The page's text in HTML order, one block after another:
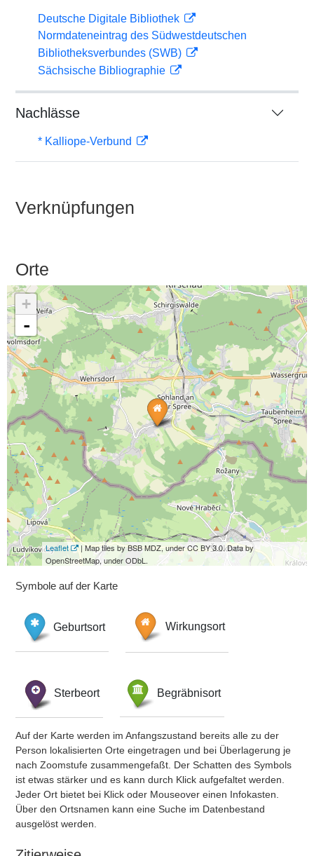
Deutsche Digitale Bibliothek
Normdateneintrag des Südwestdeutschen
Bibliotheksverbundes (SWB)
Sächsische Bibliographie
Nachlässe
* Kalliope-Verbund
Verknüpfungen
Orte
+
-
Leaflet
| Map tiles by BSB MDZ, under CC BY 3.0. Data by
OpenStreetMap, under ODbL.
Symbole auf der Karte
Geburtsort Wirkungsort
Sterbeort Begräbnisort
Auf der Karte werden im Anfangszustand bereits alle zu der
Person lokalisierten Orte eingetragen und bei Überlagerung je
nach Zoomstufe zusammengefaßt. Der Schatten des Symbols
ist etwas stärker und es kann durch Klick aufgefaltet werden.
Jeder Ort bietet bei Klick oder Mouseover einen Infokasten.
Über den Ortsnamen kann eine Suche im Datenbestand
ausgelöst werden.